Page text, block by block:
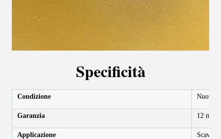
Specificità
Condizione Nuovo
Garanzia 12 mesi
Applicazione